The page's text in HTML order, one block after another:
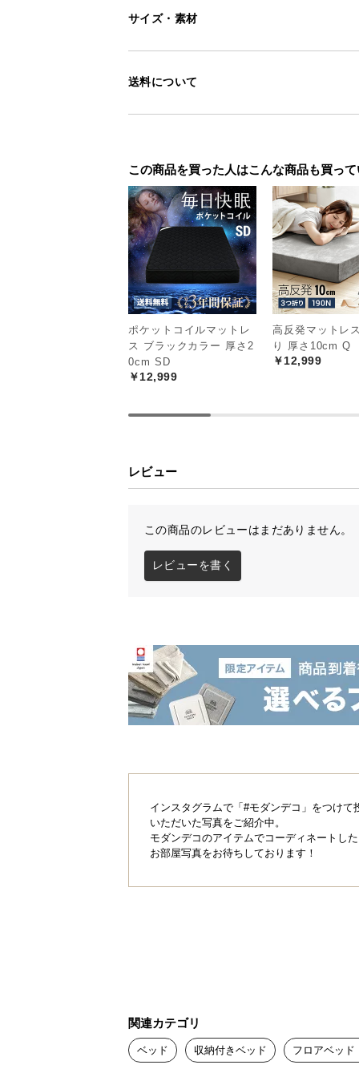
サイズ・素材
送料について
この商品を買った人はこんな商品も買っ
ポケットコイルマットレ
ス ブラックカラー 厚さ2
0cm SD
￥12,999
高反発マットレ
り 厚さ10cm Q
￥12,999
レビュー
この商品のレビューはまだありません。
レビューを書く
インスタグラムで「#モダンデコ」をつけて
いただいた写真をご紹介中。
モダンデコのアイテムでコーディネートし
お部屋写真をお待ちしております！
関連カテゴリ
ベッド 収納付きベッド フロアベッド